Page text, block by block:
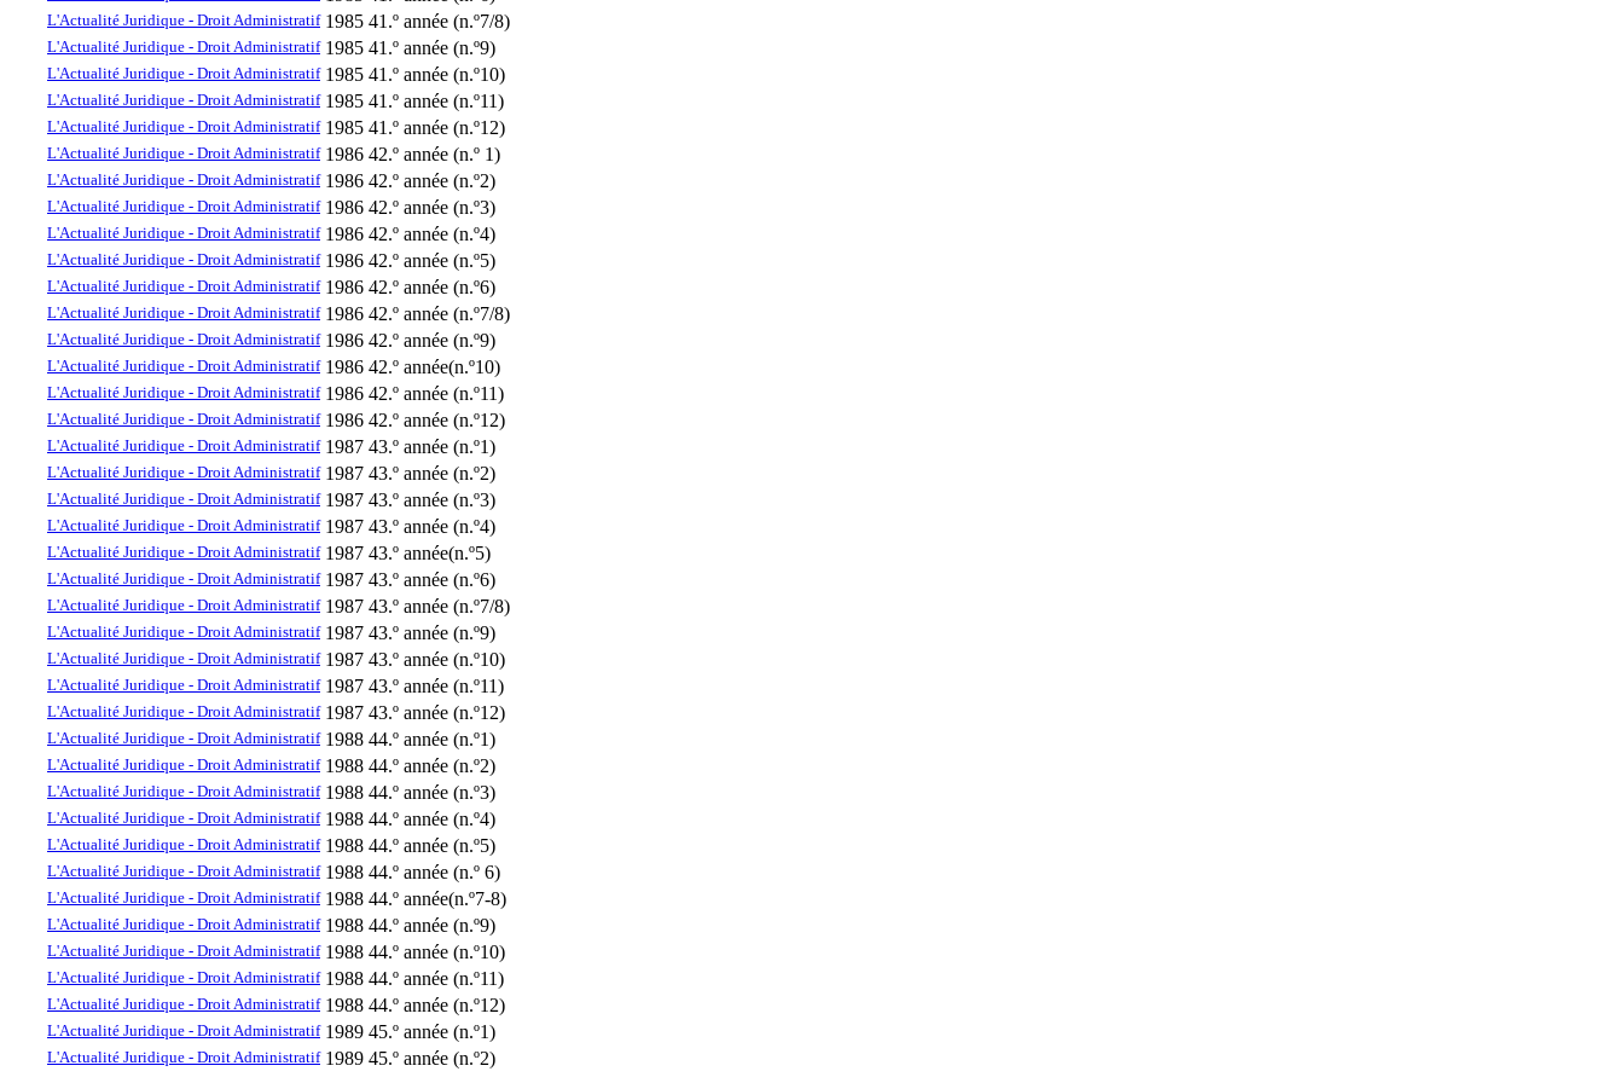
L'Actualité Juridique - Droit Administratif 1985 41.º année (n.º7/8)
L'Actualité Juridique - Droit Administratif 1985 41.º année (n.º9)
L'Actualité Juridique - Droit Administratif 1985 41.º année (n.º10)
L'Actualité Juridique - Droit Administratif 1985 41.º année (n.º11)
L'Actualité Juridique - Droit Administratif 1985 41.º année (n.º12)
L'Actualité Juridique - Droit Administratif 1986 42.º année (n.º 1)
L'Actualité Juridique - Droit Administratif 1986 42.º année (n.º2)
L'Actualité Juridique - Droit Administratif 1986 42.º année (n.º3)
L'Actualité Juridique - Droit Administratif 1986 42.º année (n.º4)
L'Actualité Juridique - Droit Administratif 1986 42.º année (n.º5)
L'Actualité Juridique - Droit Administratif 1986 42.º année (n.º6)
L'Actualité Juridique - Droit Administratif 1986 42.º année (n.º7/8)
L'Actualité Juridique - Droit Administratif 1986 42.º année (n.º9)
L'Actualité Juridique - Droit Administratif 1986 42.º année(n.º10)
L'Actualité Juridique - Droit Administratif 1986 42.º année (n.º11)
L'Actualité Juridique - Droit Administratif 1986 42.º année (n.º12)
L'Actualité Juridique - Droit Administratif 1987 43.º année (n.º1)
L'Actualité Juridique - Droit Administratif 1987 43.º année (n.º2)
L'Actualité Juridique - Droit Administratif 1987 43.º année (n.º3)
L'Actualité Juridique - Droit Administratif 1987 43.º année (n.º4)
L'Actualité Juridique - Droit Administratif 1987 43.º année(n.º5)
L'Actualité Juridique - Droit Administratif 1987 43.º année (n.º6)
L'Actualité Juridique - Droit Administratif 1987 43.º année (n.º7/8)
L'Actualité Juridique - Droit Administratif 1987 43.º année (n.º9)
L'Actualité Juridique - Droit Administratif 1987 43.º année (n.º10)
L'Actualité Juridique - Droit Administratif 1987 43.º année (n.º11)
L'Actualité Juridique - Droit Administratif 1987 43.º année (n.º12)
L'Actualité Juridique - Droit Administratif 1988 44.º année (n.º1)
L'Actualité Juridique - Droit Administratif 1988 44.º année (n.º2)
L'Actualité Juridique - Droit Administratif 1988 44.º année (n.º3)
L'Actualité Juridique - Droit Administratif 1988 44.º année (n.º4)
L'Actualité Juridique - Droit Administratif 1988 44.º année (n.º5)
L'Actualité Juridique - Droit Administratif 1988 44.º année (n.º 6)
L'Actualité Juridique - Droit Administratif 1988 44.º année(n.º7-8)
L'Actualité Juridique - Droit Administratif 1988 44.º année (n.º9)
L'Actualité Juridique - Droit Administratif 1988 44.º année (n.º10)
L'Actualité Juridique - Droit Administratif 1988 44.º année (n.º11)
L'Actualité Juridique - Droit Administratif 1988 44.º année (n.º12)
L'Actualité Juridique - Droit Administratif 1989 45.º année (n.º1)
L'Actualité Juridique - Droit Administratif 1989 45.º année (n.º2)